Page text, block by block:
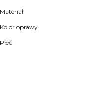
Materiał
Kolor oprawy
Płeć